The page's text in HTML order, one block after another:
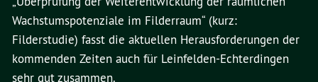
Wachstumspotenziale im Filderraum“ (kurz:
Filderstudie) fasst die aktuellen Herausforderungen der
kommenden Zeiten auch für Leinfelden-Echterdingen
sehr gut zusammen.